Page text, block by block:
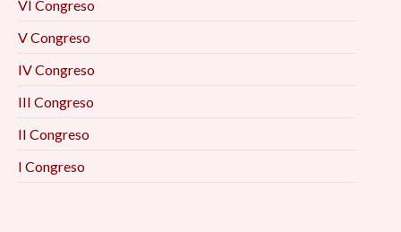
VI Congreso
V Congreso
IV Congreso
III Congreso
II Congreso
I Congreso